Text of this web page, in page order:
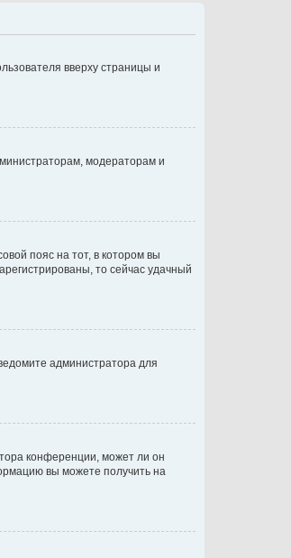
вверху страницы и
модераторам и
пояс на тот, в котором вы
то сейчас удачный
администратора для
конференции, может ли он
вы можете получить на